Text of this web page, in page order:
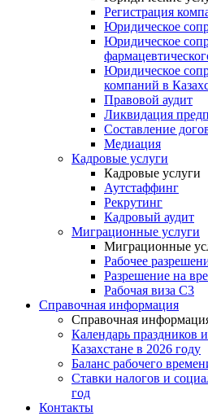
Регистрация
Юридическое
Юридическое
Юридическое
компаний в
Правовой аудит
Ликвидация
Составление
Медиация
Кадровые услуги
Кадровые услуги
Аутстаффинг
Рекрутинг
Кадровый аудит
Миграционные услуги
Миграционные
Рабочее
Разрешение на
Рабочая виза С3
Справочная информация
Справочная
Календарь праздников
Казахстане в 2026 году
Баланс рабочего
Ставки налогов и
год
Контакты